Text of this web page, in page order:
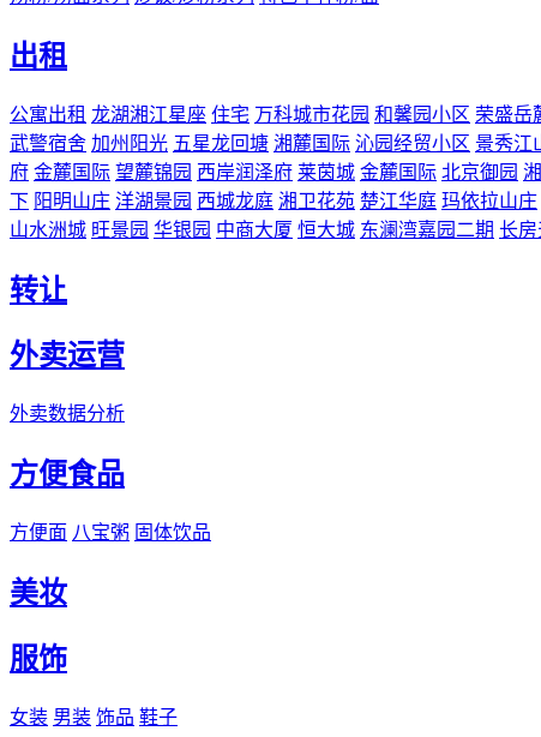
出租
公寓出租 龙湖湘江星座 住宅 万科城市花园 和馨园小区 荣盛岳
武警宿舍 加州阳光 五星龙回塘 湘麓国际 沁园经贸小区 景秀江
府 金麓国际 望麓锦园 西岸润泽府 莱茵城 金麓国际 北京御园
下 阳明山庄 洋湖景园 西城龙庭 湘卫花苑 楚江华庭 玛依拉山庄
山水洲城 旺景园 华银园 中商大厦 恒大城 东澜湾嘉园二期 长
转让
外卖运营
外卖数据分析
方便食品
方便面 八宝粥 固体饮品
美妆
服饰
女装 男装 饰品 鞋子